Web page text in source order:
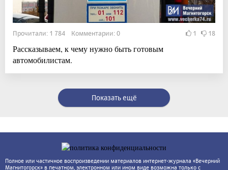
Прочитали: 1 784 Комментарии: 0 1 18
Рассказываем, к чему нужно быть готовым
автомобилистам.
Показать ещё
Полное или частичное воспроизведении материалов интернет-журнала «Вечерний
Магнитогорск» в печатном, электронном или ином виде возможна только с